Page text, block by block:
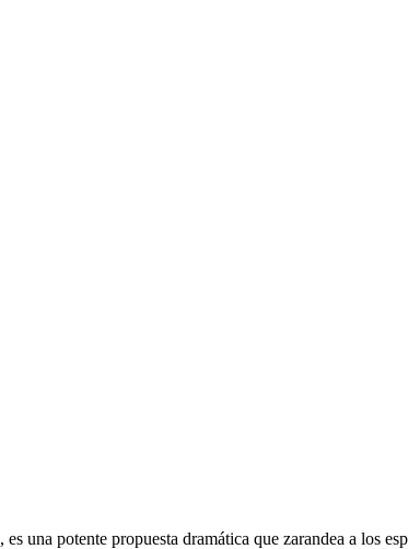
, es una potente propuesta dramática que zarandea a los